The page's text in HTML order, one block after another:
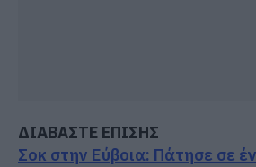
ΔΙΑΒΑΣΤΕ ΕΠΙΣΗΣ
Σοκ στην Εύβοια: Πάτησε σε